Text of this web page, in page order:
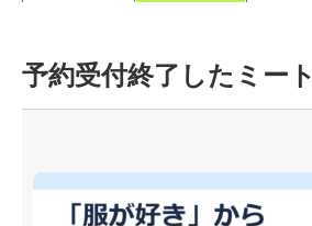
予約受付終了したミー